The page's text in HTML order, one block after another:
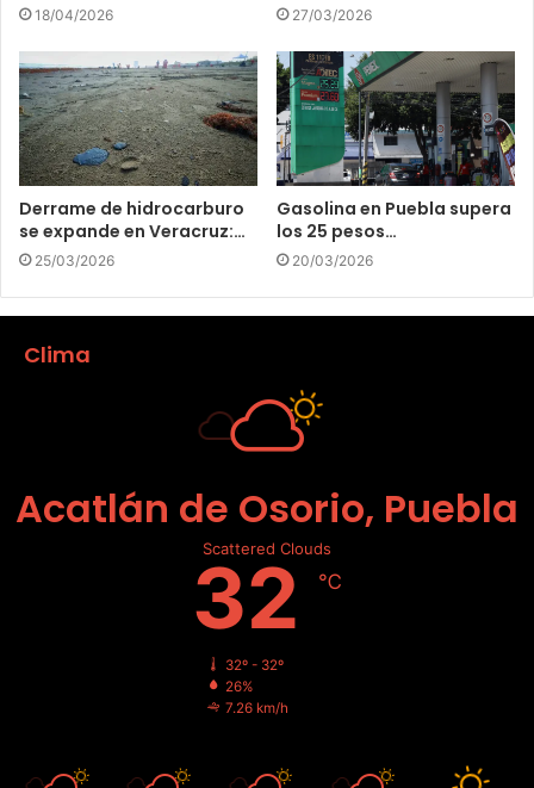
18/04/2026 27/03/2026
Derrame de hidrocarburo
se expande en Veracruz:…
25/03/2026
Gasolina en Puebla supera
los 25 pesos…
20/03/2026
Clima
Acatlán de Osorio, Puebla
Scattered Clouds
32 ℃
32º - 32º
26%
7.26 km/h